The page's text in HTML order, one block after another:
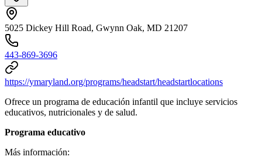
5025 Dickey Hill Road, Gwynn Oak, MD 21207
443-869-3696
https://ymaryland.org/programs/headstart/headstartlocations
Ofrece un programa de educación infantil que incluye servicios
educativos, nutricionales y de salud.
Programa educativo
Más información: